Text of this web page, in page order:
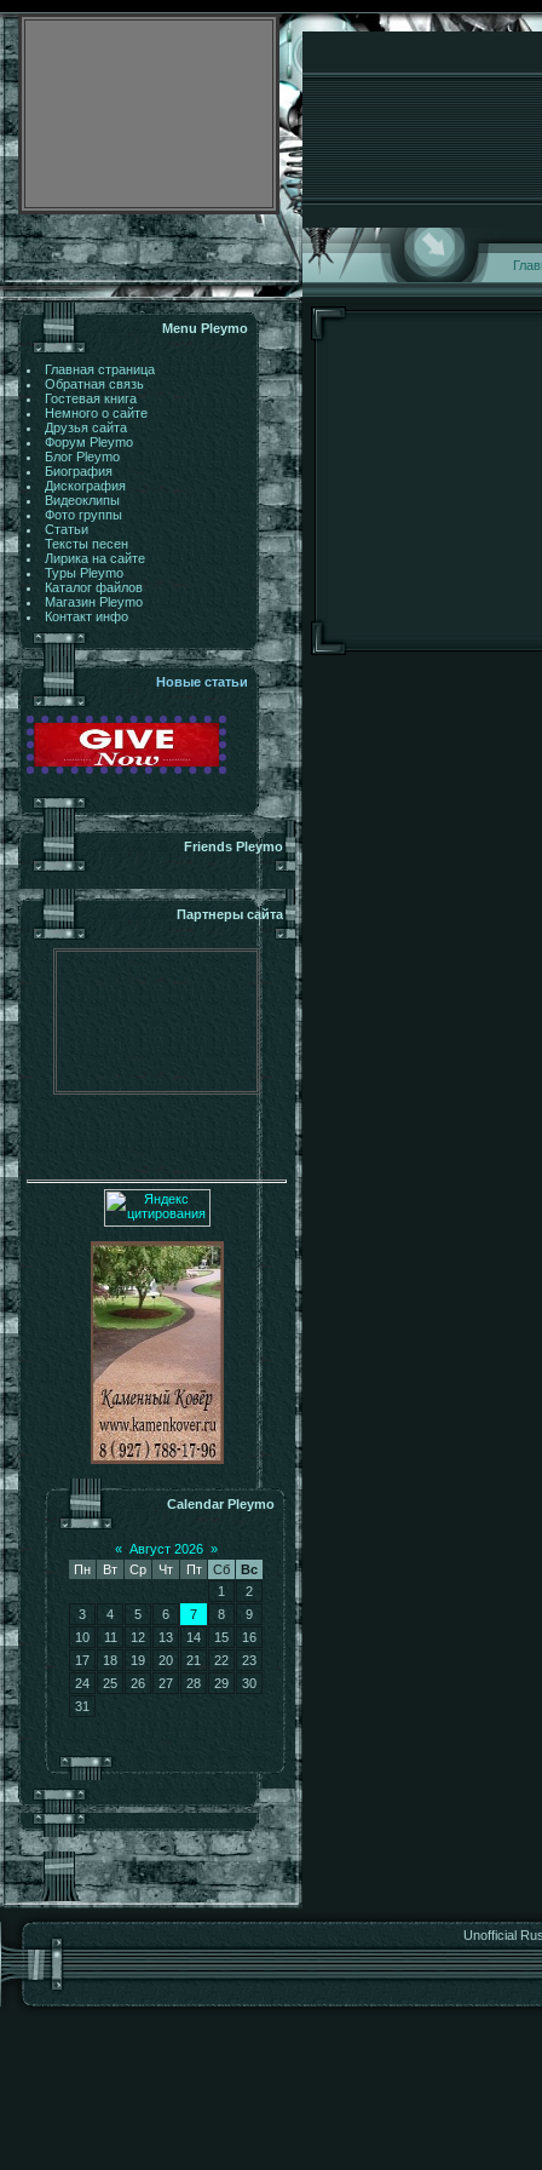
Menu Pleymo
Главная страница
Обратная связь
Гостевая книга
Немного о сайте
Друзья сайта
Форум Pleymo
Блог Pleymo
Биография
Дискография
Видеоклипы
Фото группы
Статьи
Тексты песен
Лирика на сайте
Туры Pleymo
Каталог файлов
Магазин Pleymo
Контакт инфо
Новые статьи
Friends Pleymo
Партнеры сайта
Calendar Pleymo
« Август 2026 »
Пн
Вт Ср Чт Пт Сб
Вс
1
2
3
4 5 6 7 8
9
10
11 12 13 14 15
16
17
18 19 20 21 22
23
24
25 26 27 28 29
30
31
Unofficial